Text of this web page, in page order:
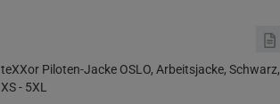
teXXor Piloten-Jacke OSLO, Arbeitsjacke, Schwarz,
XS - 5XL